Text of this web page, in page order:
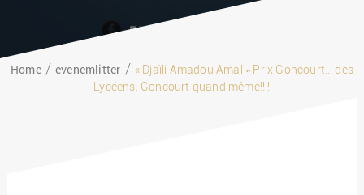
Home evenemlitter
« Djaïli Amadou Amal » Prix Goncourt… des
Lycéens. Goncourt quand même!! !